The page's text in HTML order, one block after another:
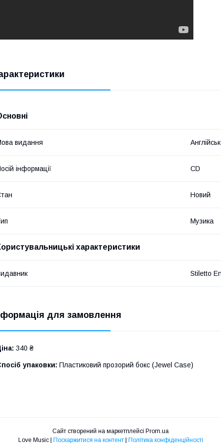
видання
інформації CD
Новий
Музика
характеристики
Stiletto
для замовлення
340 ₴
упаковки: Пластиковий прозорий бокс (Jewel Case)
Сайт створений на маркетплейсі Prom.ua
Love Music | Поскаржитися на контент | Політика конфіденційності